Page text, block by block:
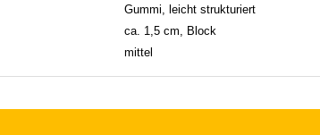
Gummi, leicht strukturiert
ca. 1,5 cm, Block
mittel